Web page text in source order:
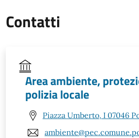
Contatti
Area ambiente,
polizia locale
Piazza Umberto, I 07046